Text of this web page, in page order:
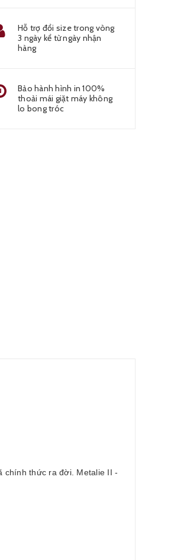
Hỗ trợ đổi size trong vòng
3 ngày kể từ ngày nhận
hàng
Bảo hành hình in 100%
thoải mái giặt máy không
lo bong tróc
chính thức ra đời. Metalie II -